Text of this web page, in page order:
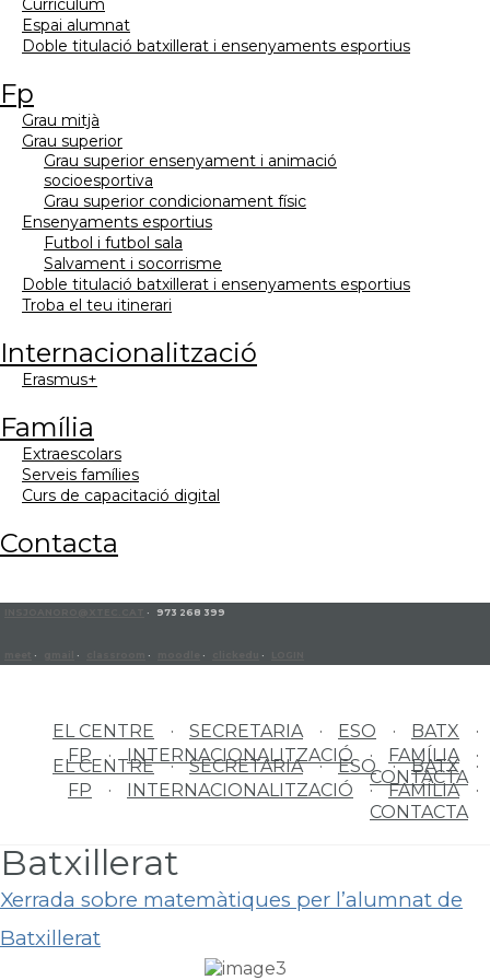
currículum
espai alumnat
doble titulació batxillerat i ensenyaments esportius
fp
grau mitjà
grau superior
grau superior ensenyament i animació
socioesportiva
grau superior condicionament físic
ensenyaments esportius
futbol i futbol sala
salvament i socorrisme
doble titulació batxillerat i ensenyaments esportius
troba el teu itinerari
internacionalització
erasmus+
família
extraescolars
serveis famílies
curs de capacitació digital
contacta
· 973 268 399
· · · · ·
EL CENTRE SECRETARIA ESO
BATX
FP
INTERNACIONALITZACIÓ
FAMÍLIA
CONTACTA
EL CENTRE SECRETARIA ESO
BATX
FP
INTERNACIONALITZACIÓ
FAMÍLIA
CONTACTA
Batxillerat
Xerrada sobre matemàtiques per l’alumnat de
Batxillerat